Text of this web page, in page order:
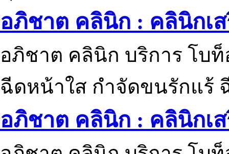
อภิชาต คลินิก : คลินิกเ
อภิชาต คลินิก บริการ โบ
ฉีดหน้าใส กำจัดขนรักแร้
อภิชาต คลินิก : คลินิกเ